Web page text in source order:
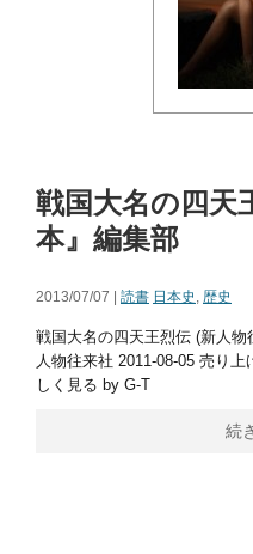
戦国大名の四天
本』編集部
2013/07/07 | 読書 日本史 , 歴史
戦国大名の四天王烈伝 (新人
人物往来社 2011-08-05 売り
しく見る by G-T
続